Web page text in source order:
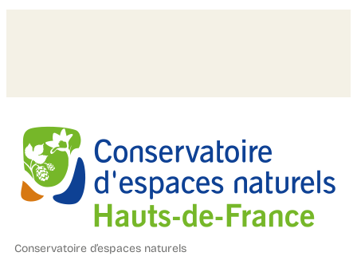
Conservatoire d’espaces naturels